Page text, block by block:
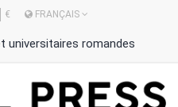
€ FRANÇAIS
universitaires romandes